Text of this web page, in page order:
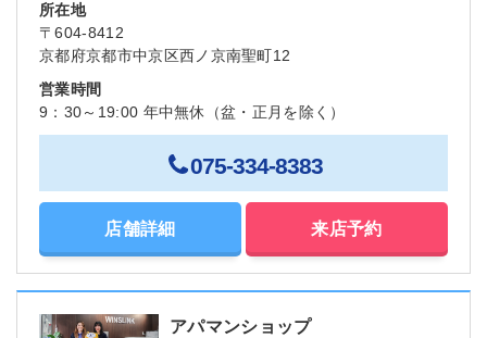
所在地
〒604-8412
京都府京都市中京区西ノ京南聖町12
営業時間
9：30～19:00 年中無休（盆・正月を除く）
075-334-8383
店舗詳細 来店予約
アパマンショップ